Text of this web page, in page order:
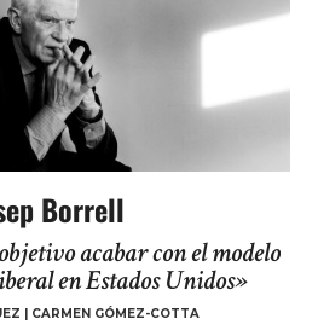
Borrell
acabar con el modelo
en Estados Unidos»
| CARMEN GÓMEZ-COTTA